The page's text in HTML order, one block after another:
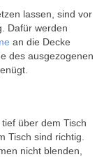
lassen, sind vor
Dafür werden
an die Decke
des ausgezogenen
über dem Tisch
Tisch sind richtig.
nicht blenden,